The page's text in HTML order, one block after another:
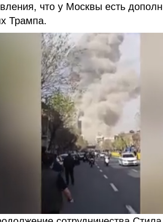
что у Москвы есть
Трампа.